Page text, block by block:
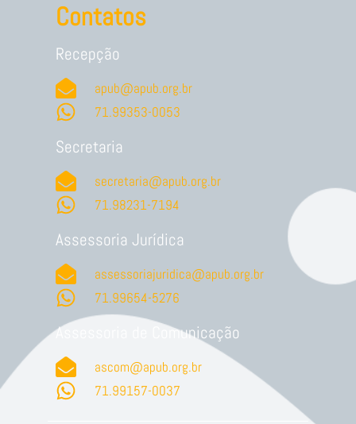
Contatos
Recepção
apub@apub.org.br
71.99353-0053
Secretaria
secretaria@apub.org.br
71.98231-7194
Assessoria Jurídica
assessoriajuridica@apub.org.br
71.99654-5276
Assessoria de Comunicação
ascom@apub.org.br
71.99157-0037